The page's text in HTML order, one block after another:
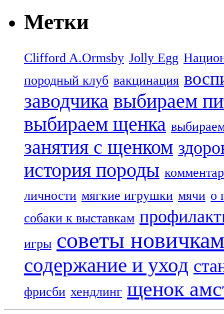
Метки
Clifford A.Ormsby Jolly Egg
породный клуб вакцинация
заводчика выбираем
выбираем щенка
занятия с щенком
история породы
личности мягкие игрушки мячи о
собаки к выставкам
игры советы новичкам
содержание и уход
фрисби хендлинг щенок